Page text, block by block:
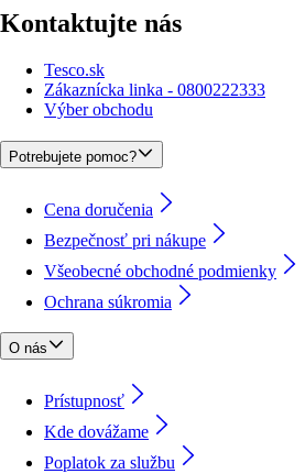
Kontaktujte nás
Tesco.sk
Zákaznícka linka - 0800222333
Výber obchodu
Potrebujete pomoc?
Cena doručenia
Bezpečnosť pri nákupe
Všeobecné obchodné podmienky
Ochrana súkromia
O nás
Prístupnosť
Kde dovážame
Poplatok za službu